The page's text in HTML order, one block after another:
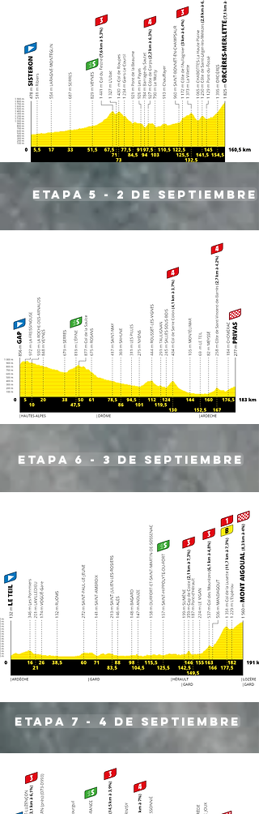
etapa 5 - 2 de septiembre
etapa 6 - 3 de septiembre
etapa 7 - 4 de septiembre